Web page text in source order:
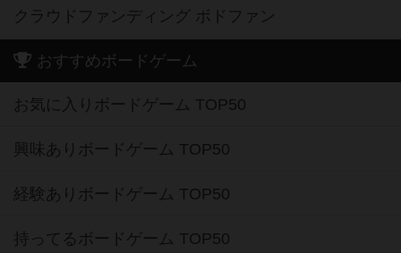
クラウドファンディング ボドファン
おすすめボードゲーム
お気に入りボードゲーム TOP50
興味ありボードゲーム TOP50
経験ありボードゲーム TOP50
持ってるボードゲーム TOP50